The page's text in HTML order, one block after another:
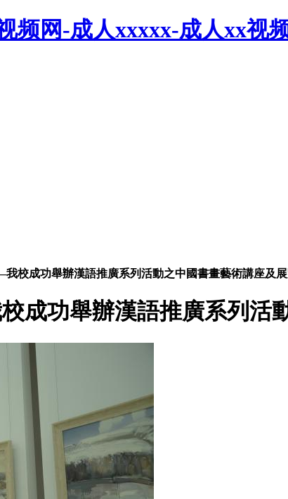
频网-成人xxxxx-成人xx视
校成功舉辦漢語推廣系列活動之中國書畫藝術講座及
功舉辦漢語推廣系列活